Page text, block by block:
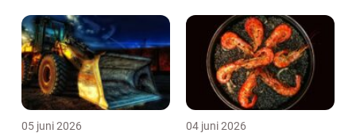
05 juni 2026 04 juni 2026